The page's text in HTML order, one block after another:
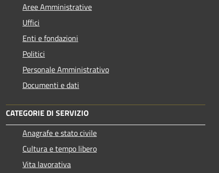
Aree Amministrative
Uffici
Enti e fondazioni
Politici
Personale Amministrativo
Documenti e dati
CATEGORIE DI SERVIZIO
Anagrafe e stato civile
Cultura e tempo libero
Vita lavorativa